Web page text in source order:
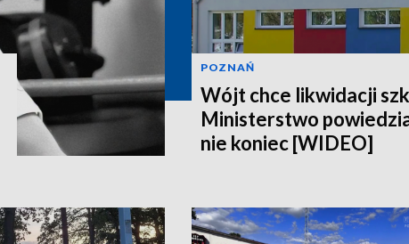
POZNAŃ
Wójt chce likwidacji
Ministerstwo
nie koniec [WIDEO]